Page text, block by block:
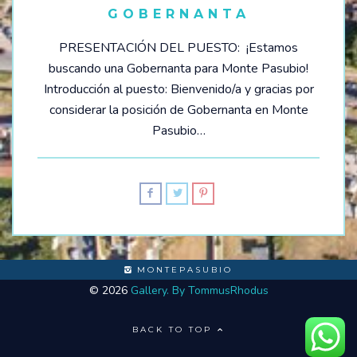
HOSTEL – LA CASITA DEL MAR
CAMPING
ESTACIONAMIENTO
BALNEARIO
EVENTOS
FESTIVAL SEMANA DEL MAR – 2024
GOBERNANTA
PRESENTACIÓN DEL PUESTO: ¡Estamos
buscando una Gobernanta para Monte Pasubio!
Introducción al puesto: Bienvenido/a y gracias por
considerar la posición de Gobernanta en Monte
Pasubio…
MONTEPASUBIO
© 2026 Gallery. By TommusRhodus
BACK TO TOP